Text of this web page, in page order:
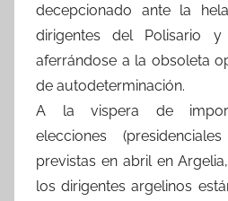
decepcionado ante la
dirigentes del Polisario
aferrándose a la obsoleta
de autodeterminación.
A la vispera de
elecciones
previstas en abril en
los dirigentes argelinos